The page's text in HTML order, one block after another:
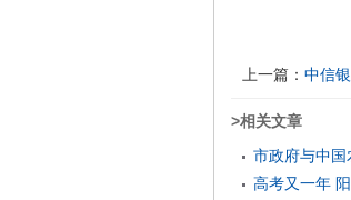
上一篇： 中信
>相关文章
市政府与中
03-13
高考又一年